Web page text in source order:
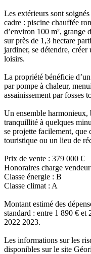
Les extérieurs sont
cadre : piscine chauffée
d’environ 100 m², grange
sur près de 1,3 hectare
jardiner, se détendre,
loisirs.
La propriété bénéficie
par pompe à chaleur,
assainissement par fosses
Un ensemble harmonieux,
tranquillité à quelques
se projette facilement,
touristique ou un lieu de
Prix de vente : 379 000 €
Honoraires charge vendeur
Classe énergie : B
Classe climat : A
Montant estimé des
standard : entre 1 890 € et
2022 2023.
Les informations sur les
disponibles sur le site